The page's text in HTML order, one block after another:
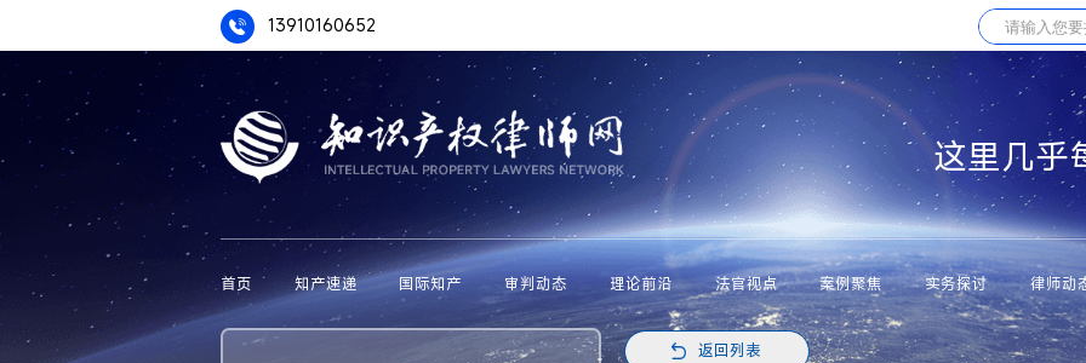
13910160652
这里几乎
首页 知产速递 国际知产 审判动态 理论前沿 法官视点 案例聚焦 实务探讨 律师动
返回列表